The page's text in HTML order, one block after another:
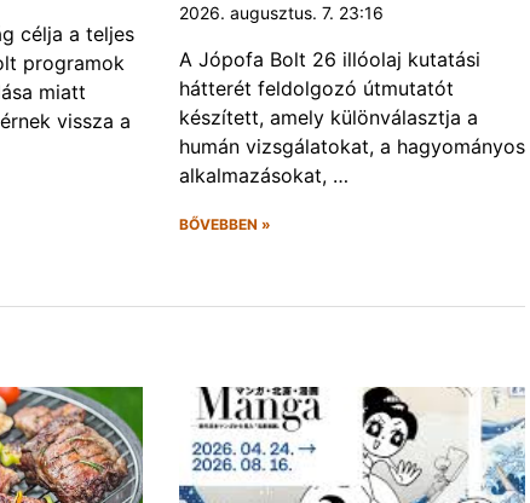
célja a teljes
programok
miatt
vissza a
2026. augusztus. 7. 23:16
A Jópofa Bolt 26 illóolaj kutatási
hátterét feldolgozó útmutatót
készített, amely különválasztja a
humán vizsgálatokat, a hagyományos
alkalmazásokat, …
BŐVEBBEN »